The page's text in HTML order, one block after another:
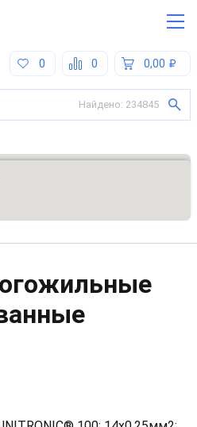
0,00
0
0
Найдено: 234845